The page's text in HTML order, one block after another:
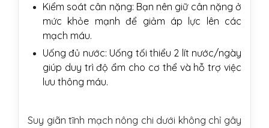
Kiểm soát cân nặng: Bạn nên giữ cân nặng ở
mức khỏe mạnh để giảm áp lực lên các
mạch máu.
Uống đủ nước: Uống tối thiểu 2 lít nước/ngày
giúp duy trì độ ẩm cho cơ thể và hỗ trợ việc
lưu thông máu.
Suy giãn tĩnh mạch nông chi dưới không chỉ gây